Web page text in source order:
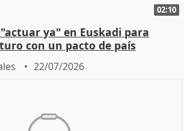
02:10
ya" en Euskadi para
con un pacto de país
22/07/2026